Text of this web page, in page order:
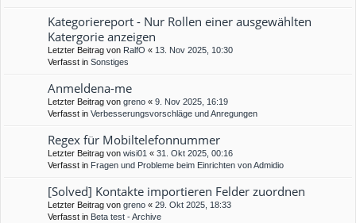
Kategoriereport - Nur Rollen einer ausgewählten
Katergorie anzeigen
Letzter Beitrag von RalfO « 13. Nov 2025, 10:30
Verfasst in Sonstiges
Anmeldena-me
Letzter Beitrag von greno « 9. Nov 2025, 16:19
Verfasst in Verbesserungsvorschläge und Anregungen
Regex für Mobiltelefonnummer
Letzter Beitrag von wisi01 « 31. Okt 2025, 00:16
Verfasst in Fragen und Probleme beim Einrichten von Admidio
[Solved] Kontakte importieren Felder zuordnen
Letzter Beitrag von greno « 29. Okt 2025, 18:33
Verfasst in Beta test - Archive